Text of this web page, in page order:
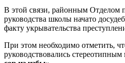
В этой связи, районным Отделом
руководства школы начато
факту укрывательства
При этом необходимо отметить,
руководствовались